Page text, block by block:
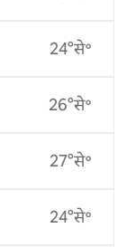
24°से॰
26°से॰
27°से॰
24°से॰